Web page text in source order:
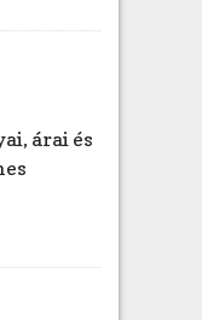
árai és